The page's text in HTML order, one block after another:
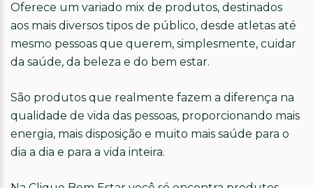
Oferece um variado mix de produtos, destinados
aos mais diversos tipos de público, desde atletas até
mesmo pessoas que querem, simplesmente, cuidar
da saúde, da beleza e do bem estar.
São produtos que realmente fazem a diferença na
qualidade de vida das pessoas, proporcionando mais
energia, mais disposição e muito mais saúde para o
dia a dia e para a vida inteira.